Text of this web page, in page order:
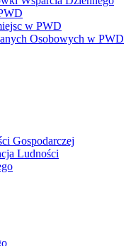
w PWD
Osobowych w PWD
Gospodarczej
Ludności